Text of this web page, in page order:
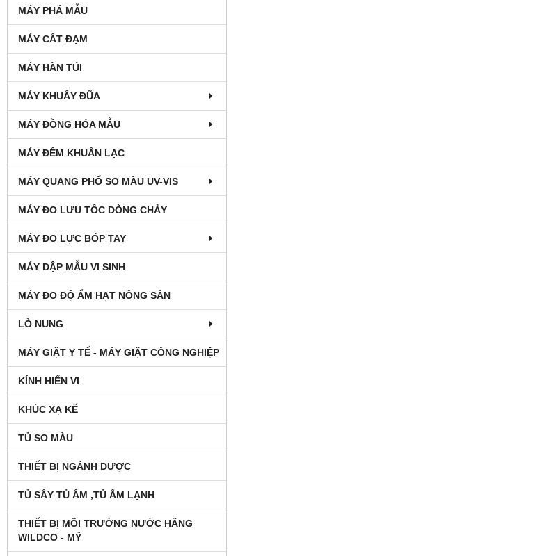
MÁY PHÁ MẪU
MÁY CẤT ĐẠM
MÁY HÀN TÚI
MÁY KHUẤY ĐŨA
MÁY ĐỒNG HÓA MẪU
MÁY ĐẾM KHUẨN LẠC
MÁY QUANG PHỔ SO MÀU UV-VIS
MÁY ĐO LƯU TỐC DÒNG CHẢY
MÁY ĐO LỰC BÓP TAY
MÁY DẬP MẪU VI SINH
MÁY ĐO ĐỘ ẨM HẠT NÔNG SẢN
LÒ NUNG
MÁY GIẶT Y TẾ - MÁY GIẶT CÔNG NGHIỆP
KÍNH HIỂN VI
KHÚC XẠ KẾ
TỦ SO MÀU
THIẾT BỊ NGÀNH DƯỢC
TỦ SẤY TỦ ẤM ,TỦ ẤM LẠNH
THIẾT BỊ MÔI TRƯỜNG NƯỚC HÃNG
WILDCO - MỸ